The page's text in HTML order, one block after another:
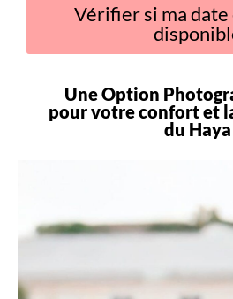
Vérifier si ma date
Une Option
pour votreconfortet
du Haya